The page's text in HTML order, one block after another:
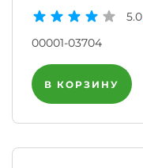
5.0
00001-03704
В КОРЗИНУ